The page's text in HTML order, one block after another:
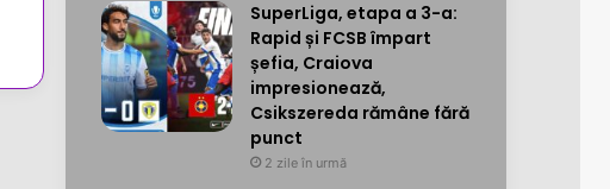
SuperLiga, etapa a 3-a:
Rapid și FCSB împart
șefia, Craiova
impresionează,
Csikszereda rămâne fără
punct
2 zile în urmă